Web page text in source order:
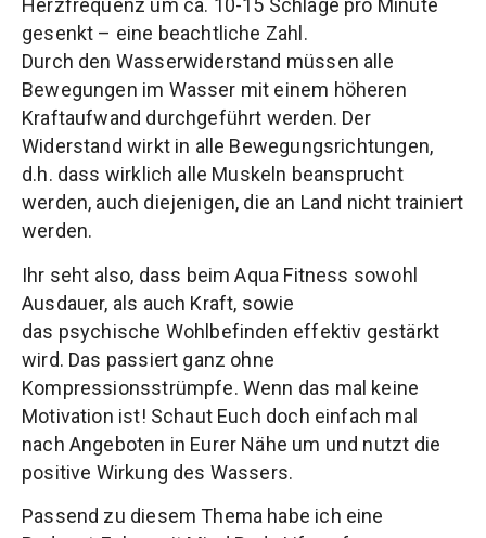
Herzfrequenz um ca. 10-15 Schläge pro Minute
gesenkt – eine beachtliche Zahl.
Durch den Wasserwiderstand müssen alle
Bewegungen im Wasser mit einem höheren
Kraftaufwand durchgeführt werden. Der
Widerstand wirkt in alle Bewegungsrichtungen,
d.h. dass wirklich alle Muskeln beansprucht
werden, auch diejenigen, die an Land nicht trainiert
werden.
Ihr seht also, dass beim Aqua Fitness sowohl
Ausdauer, als auch Kraft, sowie
das psychische Wohlbefinden effektiv gestärkt
wird. Das passiert ganz ohne
Kompressionsstrümpfe. Wenn das mal keine
Motivation ist! Schaut Euch doch einfach mal
nach Angeboten in Eurer Nähe um und nutzt die
positive Wirkung des Wassers.
Passend zu diesem Thema habe ich eine